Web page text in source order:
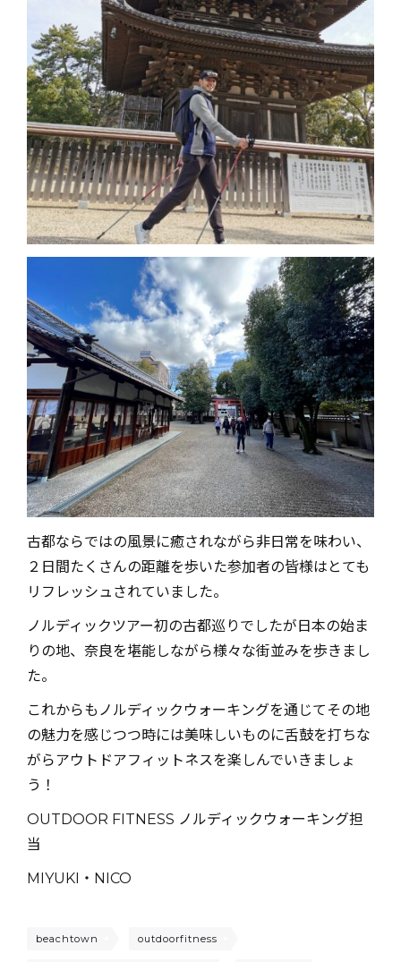
古都ならではの風景に癒されながら非日常を味わい、
２日間たくさんの距離を歩いた参加者の皆様はとても
リフレッシュされていました。
ノルディックツアー初の古都巡りでしたが日本の始ま
りの地、奈良を堪能しながら様々な街並みを歩きまし
た。
これからもノルディックウォーキングを通じてその地
の魅力を感じつつ時には美味しいものに舌鼓を打ちな
がらアウトドアフィットネスを楽しんでいきましょ
う！
OUTDOOR FITNESS ノルディックウォーキング担
当
MIYUKI・NICO
beachtown outdoorfitness